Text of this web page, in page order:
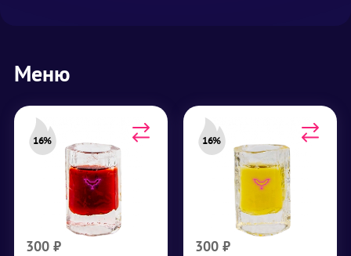
Меню
16%
300 ₽
Анемон
Крепость 16%
Белый ром,
малиновый сироп, сок
манго, ледяной шот
16%
300 ₽
Мexico
Крепость 16%
Ледяной шот,
серебряная текила,
сироп корицы,
апельсиновый сок